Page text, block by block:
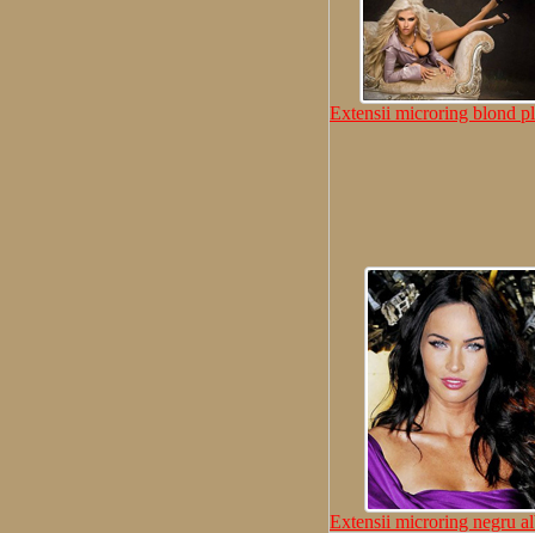
Extensii microring blond
Extensii microring negru